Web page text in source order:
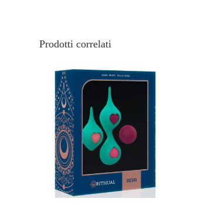
Prodotti correlati